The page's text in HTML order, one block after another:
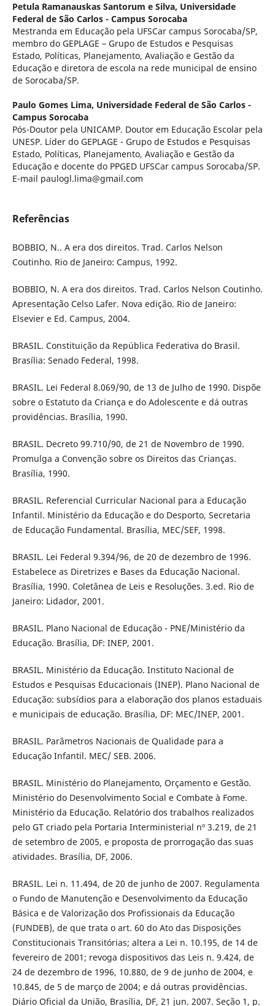
Petula Ramanauskas Santorum e Silva, Universidade
Federal de São Carlos - Campus Sorocaba
Mestranda em Educação pela UFSCar campus Sorocaba/SP,
membro do GEPLAGE – Grupo de Estudos e Pesquisas
Estado, Políticas, Planejamento, Avaliação e Gestão da
Educação e diretora de escola na rede municipal de ensino
de Sorocaba/SP.
Paulo Gomes Lima, Universidade Federal de São Carlos -
Campus Sorocaba
Pós-Doutor pela UNICAMP. Doutor em Educação Escolar pela
UNESP. Líder do GEPLAGE - Grupo de Estudos e Pesquisas
Estado, Políticas, Planejamento, Avaliação e Gestão da
Educação e docente do PPGED UFSCar campus Sorocaba/SP.
E-mail paulogl.lima@gmail.com
Referências
BOBBIO, N.. A era dos direitos. Trad. Carlos Nelson
Coutinho. Rio de Janeiro: Campus, 1992.
BOBBIO, N. A era dos direitos. Trad. Carlos Nelson Coutinho.
Apresentação Celso Lafer. Nova edição. Rio de Janeiro:
Elsevier e Ed. Campus, 2004.
BRASIL. Constituição da República Federativa do Brasil.
Brasília: Senado Federal, 1998.
BRASIL. Lei Federal 8.069/90, de 13 de Julho de 1990. Dispõe
sobre o Estatuto da Criança e do Adolescente e dá outras
providências. Brasília, 1990.
BRASIL. Decreto 99.710/90, de 21 de Novembro de 1990.
Promulga a Convenção sobre os Direitos das Crianças.
Brasília, 1990.
BRASIL. Referencial Curricular Nacional para a Educação
Infantil. Ministério da Educação e do Desporto, Secretaria
de Educação Fundamental. Brasília, MEC/SEF, 1998.
BRASIL. Lei Federal 9.394/96, de 20 de dezembro de 1996.
Estabelece as Diretrizes e Bases da Educação Nacional.
Brasília, 1990. Coletânea de Leis e Resoluções. 3.ed. Rio de
Janeiro: Lidador, 2001.
BRASIL. Plano Nacional de Educação - PNE/Ministério da
Educação. Brasília, DF: INEP, 2001.
BRASIL. Ministério da Educação. Instituto Nacional de
Estudos e Pesquisas Educacionais (INEP). Plano Nacional de
Educação: subsídios para a elaboração dos planos estaduais
e municipais de educação. Brasília, DF: MEC/INEP, 2001.
BRASIL. Parâmetros Nacionais de Qualidade para a
Educação Infantil. MEC/ SEB. 2006.
BRASIL. Ministério do Planejamento, Orçamento e Gestão.
Ministério do Desenvolvimento Social e Combate à Fome.
Ministério da Educação. Relatório dos trabalhos realizados
pelo GT criado pela Portaria Interministerial nº 3.219, de 21
de setembro de 2005, e proposta de prorrogação das suas
atividades. Brasília, DF, 2006.
BRASIL. Lei n. 11.494, de 20 de junho de 2007. Regulamenta
o Fundo de Manutenção e Desenvolvimento da Educação
Básica e de Valorização dos Profissionais da Educação
(FUNDEB), de que trata o art. 60 do Ato das Disposições
Constitucionais Transitórias; altera a Lei n. 10.195, de 14 de
fevereiro de 2001; revoga dispositivos das Leis n. 9.424, de
24 de dezembro de 1996, 10.880, de 9 de junho de 2004, e
10.845, de 5 de março de 2004; e dá outras providências.
Diário Oficial da União, Brasília, DF, 21 jun. 2007. Seção 1, p.